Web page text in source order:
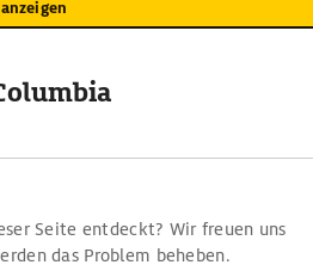
Seite entdeckt? Wir freuen uns
das Problem beheben.